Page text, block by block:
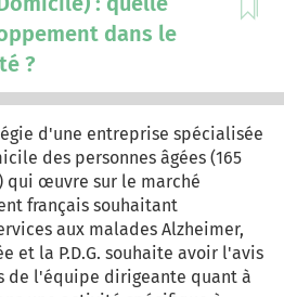
dans le
?
d'une entreprise spécialisée
des personnes âgées (165
qui œuvre sur le marché
français souhaitant
aux malades Alzheimer,
et la P.D.G. souhaite avoir l'avis
de l'équipe dirigeante quant à